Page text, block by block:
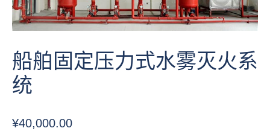
船舶固定压力式水雾灭火系
统
¥40,000.00